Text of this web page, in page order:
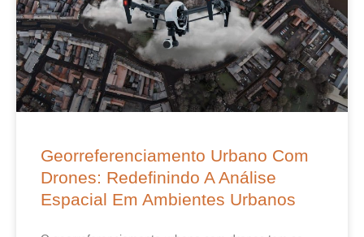
Georreferenciamento Urbano Com
Drones: Redefinindo A Análise
Espacial Em Ambientes Urbanos